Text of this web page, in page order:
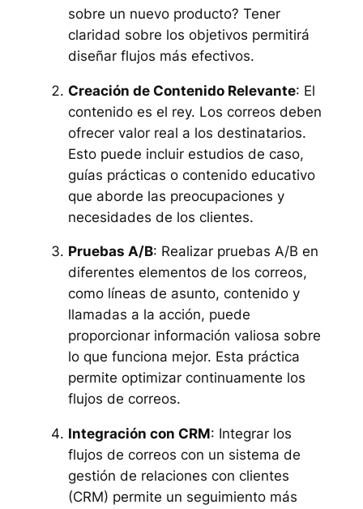
sobre un nuevo producto? Tener
claridad sobre los objetivos permitirá
diseñar flujos más efectivos.
Creación de Contenido Relevante: El
contenido es el rey. Los correos deben
ofrecer valor real a los destinatarios.
Esto puede incluir estudios de caso,
guías prácticas o contenido educativo
que aborde las preocupaciones y
necesidades de los clientes.
Pruebas A/B: Realizar pruebas A/B en
diferentes elementos de los correos,
como líneas de asunto, contenido y
llamadas a la acción, puede
proporcionar información valiosa sobre
lo que funciona mejor. Esta práctica
permite optimizar continuamente los
flujos de correos.
Integración con CRM: Integrar los
flujos de correos con un sistema de
gestión de relaciones con clientes
(CRM) permite un seguimiento más